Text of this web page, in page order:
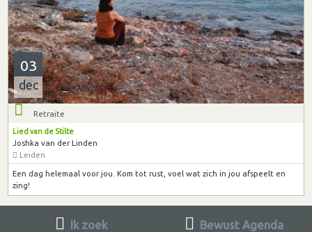
03
dec
Retraite
Lied van de Stilte
Joshka van der Linden
Leiden
Een dag helemaal voor jou. Kom tot rust, voel wat zich in jou afspeelt en
zing!
Ik zoek Bewust Agenda